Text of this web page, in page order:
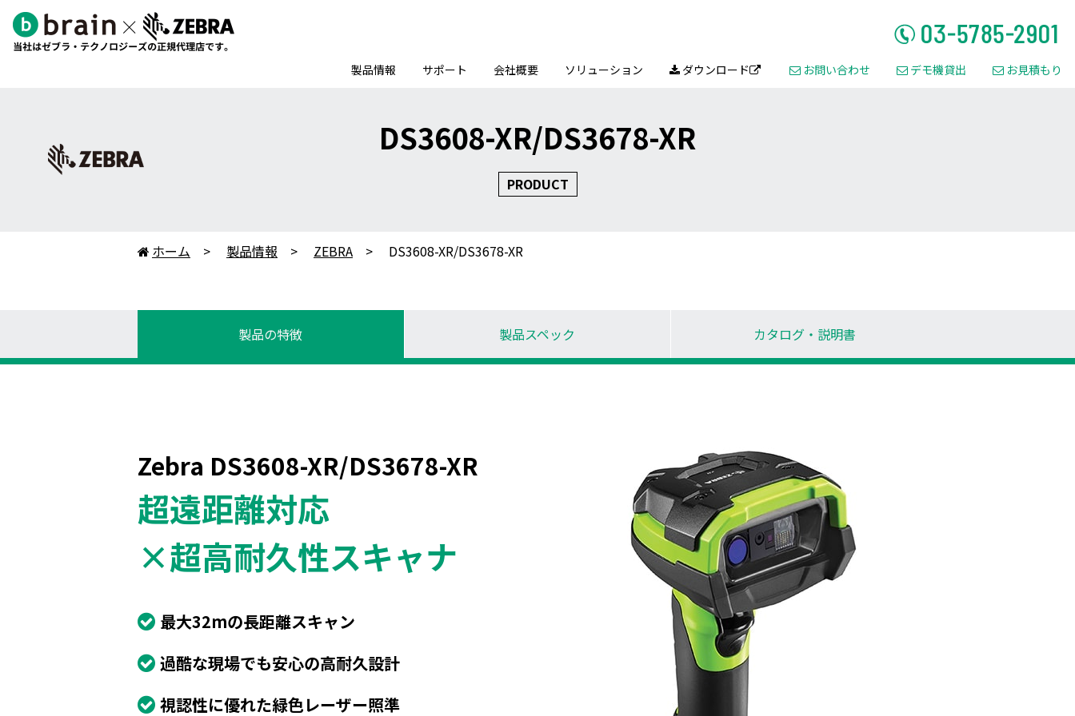
製品情報 サポート 会社概要 ソリューション  ダウンロード  お問い合わせ  デモ機貸出  お見積もり
DS3608-XR/DS3678-XR
PRODUCT
 ホーム 製品情報 ZEBRA DS3608-XR/DS3678-XR
製品の特徴 製品スペック カタログ・ 説明書
Zebra DS3608-XR/DS3678-XR
超遠距離対応
×超高耐久性スキャナ
最大32mの長距離スキャン
過酷な現場でも安心の高耐久設計
視認性に優れた緑色レーザー照準